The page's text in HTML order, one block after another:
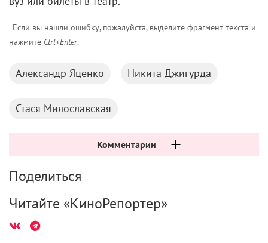
Если вы нашли ошибку, пожалуйста, выделите фрагмент текста и
нажмите Ctrl+Enter.
Александр Яценко Никита Джигурда
Стася Милославская
Комментарии
Поделиться
Читайте «КиноРепортер»